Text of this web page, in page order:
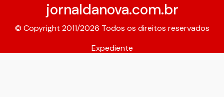
jornaldanova.com.br
© Copyright 2011/2026 Todos os direitos reservados
Expediente